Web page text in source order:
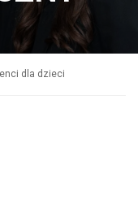
dla dzieci